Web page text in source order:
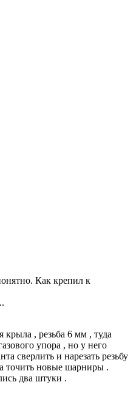
Как крепил к
крыла , резьба 6 мм , туда
упора , но у него
сверлить и нарезать резьбу
точить новые шарниры .
два штуки .